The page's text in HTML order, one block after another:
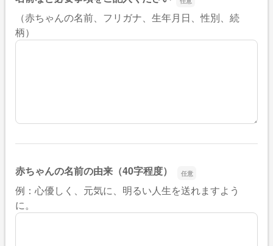
（赤ちゃんの名前、フリガナ、生年月日、性別、続
柄）
赤ちゃんの名前の由来（40字程度）
例：心優しく、元気に、明るい人生を送れますよう
に。